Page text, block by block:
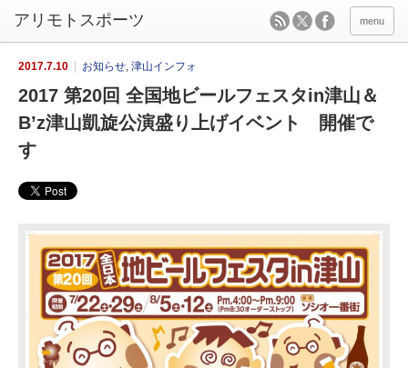
menu
2017.7.10 お知らせ, 津山インフォ
2017 第20回 全国地ビールフェスタin津山＆
B’z津山凱旋公演盛り上げイベント 開催で
す